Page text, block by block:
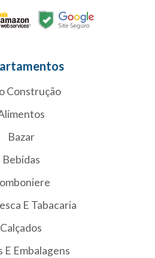
Construção
Bazar
Bebidas
E Tabacaria
Calçados
E Embalagens